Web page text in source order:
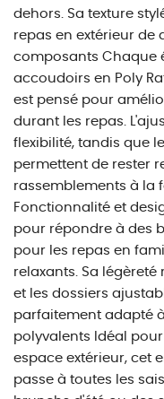
dehors. Sa texture
repas en extérieur de
composants Chaque
accoudoirs en Poly
est pensé pour
durant les repas.
flexibilité, tandis que
permettent de rester
rassemblements à la
Fonctionnalité et
pour répondre à des
pour les repas en
relaxants. Sa
et les dossiers
parfaitement adapté
polyvalents Idéal
espace extérieur, cet
passe à toutes les